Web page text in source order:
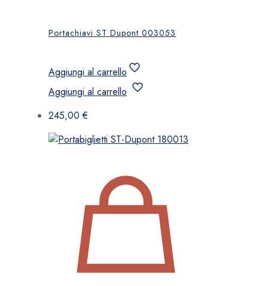
Portachiavi ST Dupont 003053
Aggiungi al carrello
Aggiungi al carrello
245,00€